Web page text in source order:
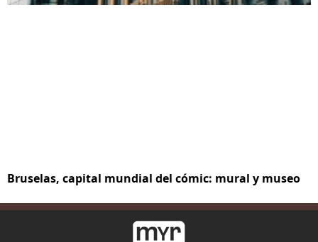
Bruselas, capital mundial del cómic: mural y museo